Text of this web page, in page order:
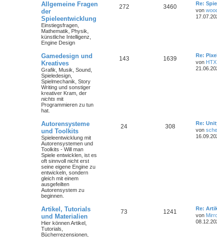
Allgemeine Fragen
der
Spieleentwicklung
Einstiegsfragen,
Mathematik, Physik,
künstliche Intelligenz,
Engine Design
272 3460
Re:
von
Gamedesign und
Kreatives
Grafik, Musik, Sound,
Spieledesign,
Spielmechanik, Story
Writing und sonstiger
kreativer Kram, der
nichts mit
Programmieren zu tun
hat.
143 1639
Re:
von HTX
Autorensysteme
und Toolkits
Spieleentwicklung mit
Autorensystemen und
Toolkits - Will man
Spiele entwicklen, ist es
oft sinnvoll nicht erst
seine eigene Engine zu
entwickeln, sondern
gleich mit einem
ausgefeilten
Autorensystem zu
beginnen.
24 308
Re:
von
Artikel, Tutorials
und Materialien
Hier können Artikel,
Tutorials,
Bücherrezensionen,
73 1241
Re:
von